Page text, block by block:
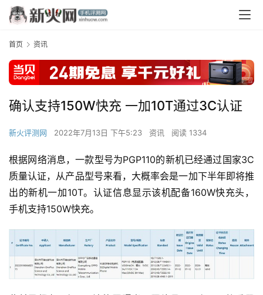
首页 资讯
确认支持150W快充 一加10T通过3C认证
新火评测网 2022年7月13日 下午5:23 资讯 阅读 1334
根据网络消息，一款型号为PGP110的新机已经通过国家3C
质量认证，从产品型号来看，大概率会是一加下半年即将推
出的新机一加10T。认证信息显示该机配备160W快充头，
手机支持150W快充。